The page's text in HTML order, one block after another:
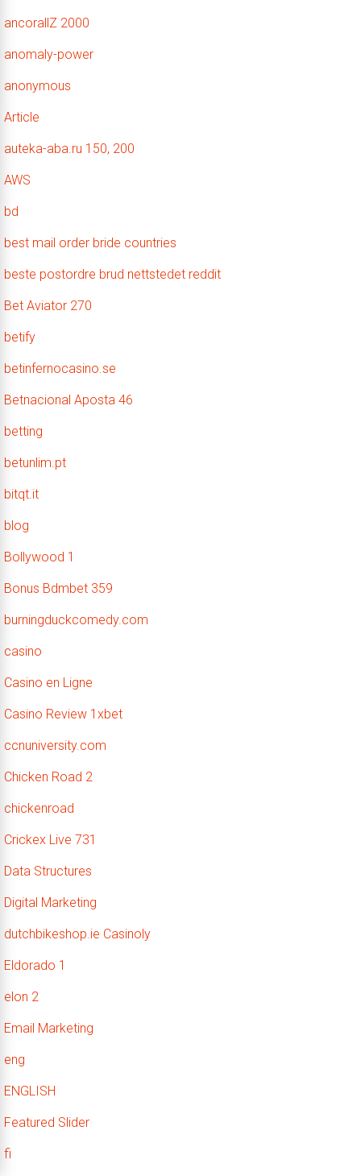
ancorallZ 2000
anomaly-power
anonymous
Article
auteka-aba.ru 150, 200
AWS
bd
best mail order bride countries
beste postordre brud nettstedet reddit
Bet Aviator 270
betify
betinfernocasino.se
Betnacional Aposta 46
betting
betunlim.pt
bitqt.it
blog
Bollywood 1
Bonus Bdmbet 359
burningduckcomedy.com
casino
Casino en Ligne
Casino Review 1xbet
ccnuniversity.com
Chicken Road 2
chickenroad
Crickex Live 731
Data Structures
Digital Marketing
dutchbikeshop.ie Casinoly
Eldorado 1
elon 2
Email Marketing
eng
ENGLISH
Featured Slider
fi